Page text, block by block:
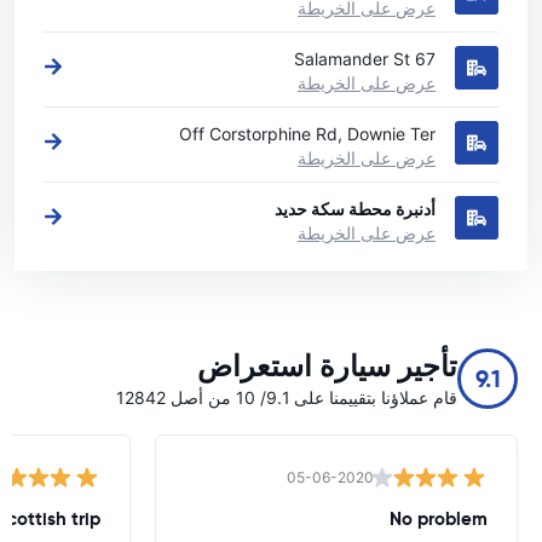
عرض على الخريطة
67 Salamander St
عرض على الخريطة
Off Corstorphine Rd, Downie Ter
عرض على الخريطة
أدنبرة محطة سكة حديد
عرض على الخريطة
9.1 تأجير سيارة استعراض
قام عملاؤنا بتقييمنا على 9.1/ 10 من أصل 12842
05-06-2020
No problem
trip